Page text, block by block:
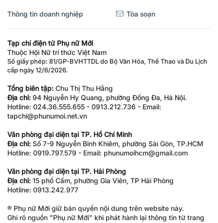
Thông tin doanh nghiệp Tòa soạn
Tạp chí điện tử Phụ nữ Mới
Thuộc Hội Nữ trí thức Việt Nam
Số giấy phép: 81/GP-BVHTTDL do Bộ Văn Hóa, Thể Thao và Du Lịch
cấp ngày 12/6/2026.
Tổng biên tập: Chu Thị Thu Hằng
Địa chỉ: 94 Nguyễn Hy Quang, phường Đống Đa, Hà Nội.
Hotline: 024.36.555.655 - 0913.212.736 - Email:
tapchi@phunumoi.net.vn
Văn phòng đại diện tại TP. Hồ Chí Minh
Địa chỉ: Số 7-9 Nguyễn Bỉnh Khiêm, phường Sài Gòn, TP.HCM
Hotline: 0919.797.579 - Email: phunumoihcm@gmail.com
Văn phòng đại diện tại TP. Hải Phòng
Địa chỉ: 15 phố Cấm, phường Gia Viên, TP Hải Phòng
Hotline: 0913.242.977
® Phụ nữ Mới giữ bản quyền nội dung trên website này.
Ghi rõ nguồn "Phụ nữ Mới" khi phát hành lại thông tin từ trang